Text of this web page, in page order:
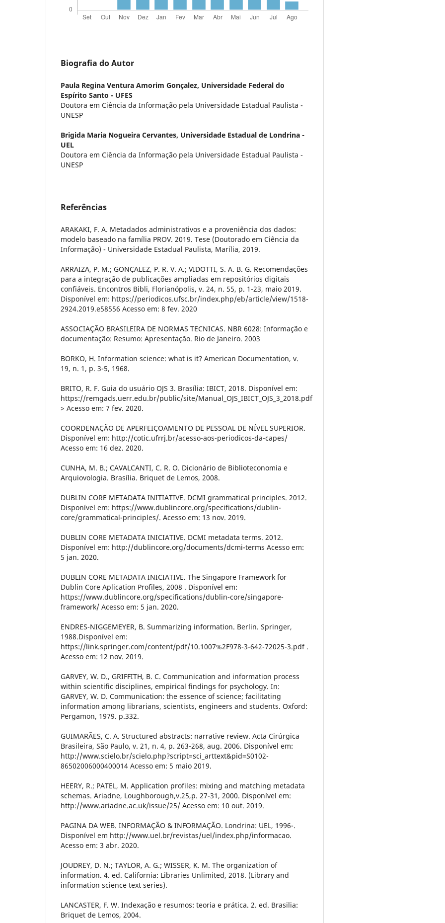
Biografia do Autor
Paula Regina Ventura Amorim Gonçalez, Universidade Federal do
Espírito Santo - UFES
Doutora em Ciência da Informação pela Universidade Estadual Paulista -
UNESP
Brigida Maria Nogueira Cervantes, Universidade Estadual de Londrina -
UEL
Doutora em Ciência da Informação pela Universidade Estadual Paulista -
UNESP
Referências
ARAKAKI, F. A. Metadados administrativos e a proveniência dos dados:
modelo baseado na família PROV. 2019. Tese (Doutorado em Ciência da
Informação) - Universidade Estadual Paulista, Marília, 2019.
ARRAIZA, P. M.; GONÇALEZ, P. R. V. A.; VIDOTTI, S. A. B. G. Recomendações
para a integração de publicações ampliadas em repositórios digitais
confiáveis. Encontros Bibli, Florianópolis, v. 24, n. 55, p. 1-23, maio 2019.
Disponível em: https://periodicos.ufsc.br/index.php/eb/article/view/1518-
2924.2019.e58556 Acesso em: 8 fev. 2020
ASSOCIAÇÃO BRASILEIRA DE NORMAS TECNICAS. NBR 6028: Informação e
documentação: Resumo: Apresentação. Rio de Janeiro. 2003
BORKO, H. Information science: what is it? American Documentation, v.
19, n. 1, p. 3-5, 1968.
BRITO, R. F. Guia do usuário OJS 3. Brasília: IBICT, 2018. Disponível em:
https://remgads.uerr.edu.br/public/site/Manual_OJS_IBICT_OJS_3_2018.pdf
> Acesso em: 7 fev. 2020.
COORDENAÇÃO DE APERFEIÇOAMENTO DE PESSOAL DE NÍVEL SUPERIOR.
Disponível em: http://cotic.ufrrj.br/acesso-aos-periodicos-da-capes/
Acesso em: 16 dez. 2020.
CUNHA, M. B.; CAVALCANTI, C. R. O. Dicionário de Biblioteconomia e
Arquiovologia. Brasília. Briquet de Lemos, 2008.
DUBLIN CORE METADATA INITIATIVE. DCMI grammatical principles. 2012.
Disponível em: https://www.dublincore.org/specifications/dublin-
core/grammatical-principles/. Acesso em: 13 nov. 2019.
DUBLIN CORE METADATA INICIATIVE. DCMI metadata terms. 2012.
Disponível em: http://dublincore.org/documents/dcmi-terms Acesso em:
5 jan. 2020.
DUBLIN CORE METADATA INICIATIVE. The Singapore Framework for
Dublin Core Aplication Profiles, 2008 . Disponível em:
https://www.dublincore.org/specifications/dublin-core/singapore-
framework/ Acesso em: 5 jan. 2020.
ENDRES-NIGGEMEYER, B. Summarizing information. Berlin. Springer,
1988.Disponível em:
https://link.springer.com/content/pdf/10.1007%2F978-3-642-72025-3.pdf .
Acesso em: 12 nov. 2019.
GARVEY, W. D., GRIFFITH, B. C. Communication and information process
within scientific disciplines, empirical findings for psychology. In:
GARVEY, W. D. Communication: the essence of science; facilitating
information among librarians, scientists, engineers and students. Oxford:
Pergamon, 1979. p.332.
GUIMARÃES, C. A. Structured abstracts: narrative review. Acta Cirúrgica
Brasileira, São Paulo, v. 21, n. 4, p. 263-268, aug. 2006. Disponível em:
http://www.scielo.br/scielo.php?script=sci_arttext&pid=S0102-
86502006000400014 Acesso em: 5 maio 2019.
HEERY, R.; PATEL, M. Application profiles: mixing and matching metadata
schemas. Ariadne, Loughborough,v.25,p. 27-31, 2000. Disponível em:
http://www.ariadne.ac.uk/issue/25/ Acesso em: 10 out. 2019.
PAGINA DA WEB. INFORMAÇÃO & INFORMAÇÃO. Londrina: UEL, 1996-.
Disponível em http://www.uel.br/revistas/uel/index.php/informacao.
Acesso em: 3 abr. 2020.
JOUDREY, D. N.; TAYLOR, A. G.; WISSER, K. M. The organization of
information. 4. ed. California: Libraries Unlimited, 2018. (Library and
information science text series).
LANCASTER, F. W. Indexação e resumos: teoria e prática. 2. ed. Brasilia:
Briquet de Lemos, 2004.